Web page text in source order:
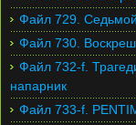
Файл 729.
Файл 730.
Файл 732-f.
напарник
Файл 733-f.